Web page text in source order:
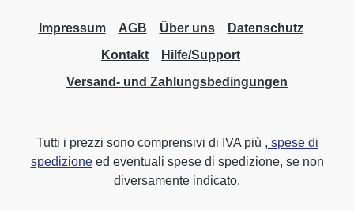
Impressum AGB Über uns
Datenschutz
Kontakt
Hilfe/Support
Versand- und Zahlungsbedingungen
Tutti i prezzi sono comprensivi di IVA più , spese di
spedizioneed eventuali spese di spedizione, se non
diversamente indicato.